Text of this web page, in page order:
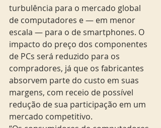
turbulência para o mercado global
de computadores e — em menor
escala — para o de smartphones. O
impacto do preço dos componentes
de PCs será reduzido para os
compradores, já que os fabricantes
absorvem parte do custo em suas
margens, com receio de possível
redução de sua participação em um
mercado competitivo.